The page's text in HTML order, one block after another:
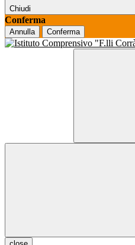
Chiudi
Conferma
Annulla Conferma